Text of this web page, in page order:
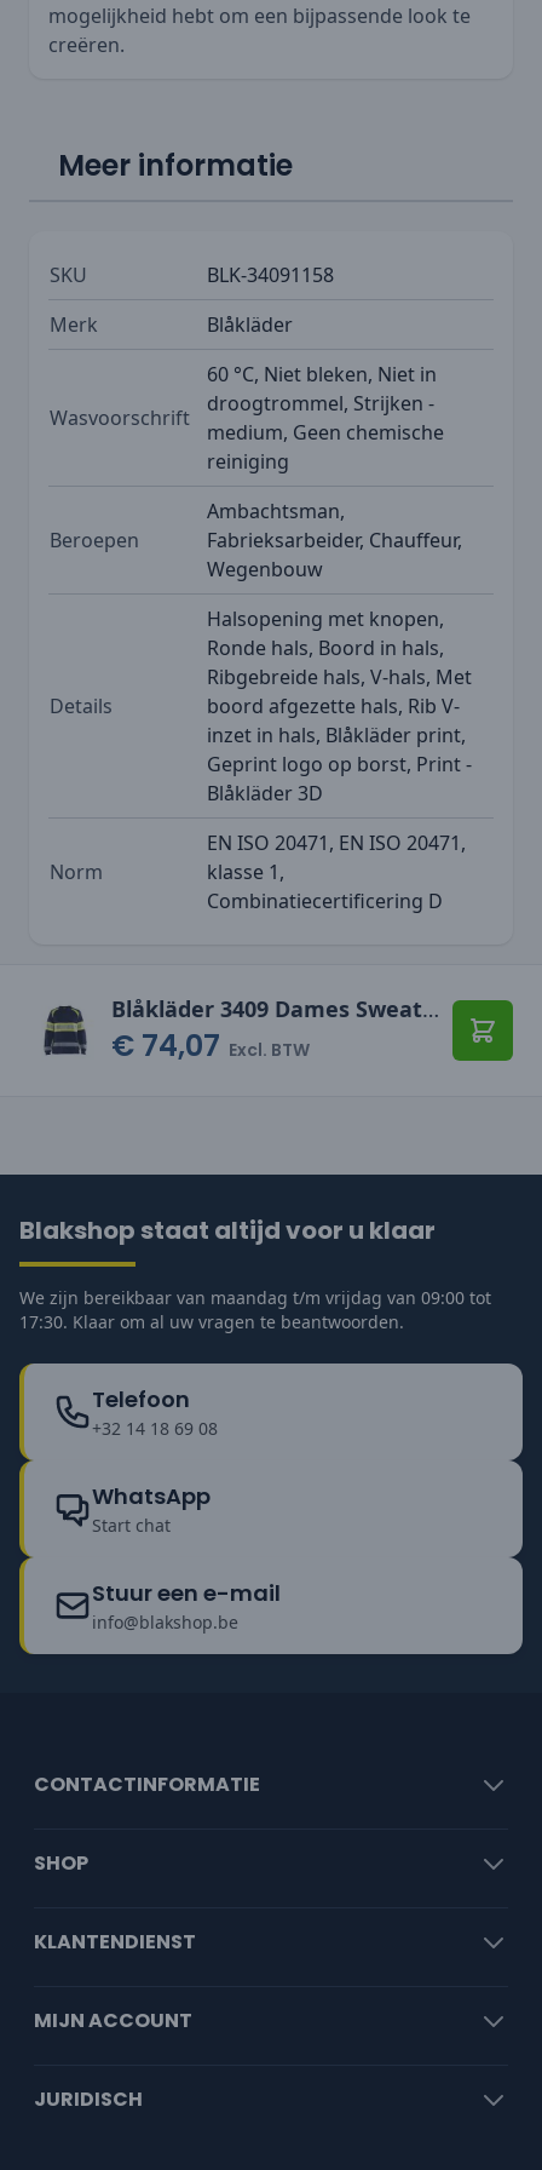
mogelijkheid hebt om een bijpassende look te
creëren.
Meer informatie
SKU
BLK-34091158
Merk
Blåkläder
Wasvoorschrift
60 °C, Niet bleken, Niet in
droogtrommel, Strijken -
medium, Geen chemische
reiniging
Beroepen
Ambachtsman,
Fabrieksarbeider, Chauffeur,
Wegenbouw
Details
Halsopening met knopen,
Ronde hals, Boord in hals,
Ribgebreide hals, V-hals, Met
boord afgezette hals, Rib V-
inzet in hals, Blåkläder print,
Geprint logo op borst, Print -
Blåkläder 3D
Norm
EN ISO 20471, EN ISO 20471,
klasse 1,
Combinatiecertificering D
Blåkläder 3409 Dames Sweatshirt High Vis
€ 74,07 Excl. BTW
Blakshop staat altijd voor u klaar
We zijn bereikbaar van maandag t/m vrijdag van 09:00 tot
17:30. Klaar om al uw vragen te beantwoorden.
Telefoon
+32 14 18 69 08
WhatsApp
Start chat
Stuur een e-mail
info@blakshop.be
CONTACTINFORMATIE
SHOP
KLANTENDIENST
MIJN ACCOUNT
JURIDISCH